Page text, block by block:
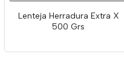
Lenteja Herradura Extra X
500 Grs